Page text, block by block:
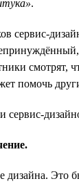
.
смотрят,
помочь
дизайна.